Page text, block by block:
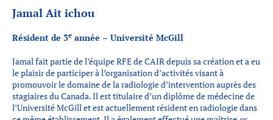
Jamal Ait ichou
Résident de 3e année – Université McGill
Jamal fait partie de l’équipe RFE de CAIR depuis sa création et a eu
le plaisir de participer à l’organisation d’activités visant à
promouvoir le domaine de la radiologie d’intervention auprès des
stagiaires du Canada. Il est titulaire d’un diplôme de médecine de
l’Université McGill et est actuellement résident en radiologie dans